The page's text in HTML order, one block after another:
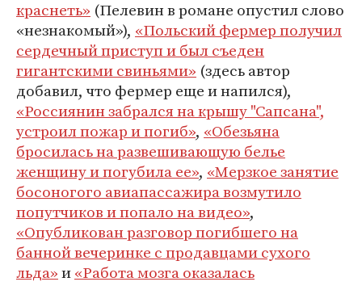
краснеть» (Пелевин в романе опустил слово
«незнакомый»), «Польский фермер получил
сердечный приступ и был съеден
гигантскими свиньями» (здесь автор
добавил, что фермер еще и напился),
«Россиянин забрался на крышу "Сапсана",
устроил пожар и погиб», «Обезьяна
бросилась на развешивающую белье
женщину и погубила ее», «Мерзкое занятие
босоногого авиапассажира возмутило
попутчиков и попало на видео»,
«Опубликован разговор погибшего на
банной вечеринке с продавцами сухого
льда»и«Работа мозга оказалась